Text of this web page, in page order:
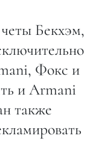
Бекхэм,
Фокс и
и Armani
также